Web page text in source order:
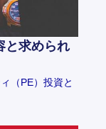
と求められ
（PE）投資と